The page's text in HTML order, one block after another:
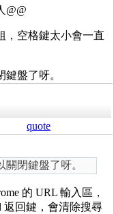
@@
，空格鍵太小會一直
盤了呀。
quote
閉鍵盤了呀。
的 URL 輸入區，
返回鍵，會清除搜尋